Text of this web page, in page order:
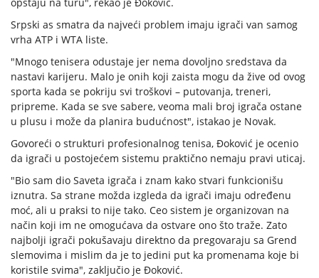
Srpski as smatra da najveći problem imaju igrači van samog
vrha ATP i WTA liste.
"Mnogo tenisera odustaje jer nema dovoljno sredstava da
nastavi karijeru. Malo je onih koji zaista mogu da žive od ovog
sporta kada se pokriju svi troškovi – putovanja, treneri,
pripreme. Kada se sve sabere, veoma mali broj igrača ostane
u plusu i može da planira budućnost", istakao je Novak.
Govoreći o strukturi profesionalnog tenisa, Đoković je ocenio
da igrači u postojećem sistemu praktično nemaju pravi uticaj.
"Bio sam dio Saveta igrača i znam kako stvari funkcionišu
iznutra. Sa strane možda izgleda da igrači imaju određenu
moć, ali u praksi to nije tako. Ceo sistem je organizovan na
način koji im ne omogućava da ostvare ono što traže. Zato
najbolji igrači pokušavaju direktno da pregovaraju sa Grend
slemovima i mislim da je to jedini put ka promenama koje bi
koristile svima", zaključio je Đoković.